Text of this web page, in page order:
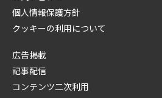
個人情報保護方針
クッキーの利用について
広告掲載
記事配信
コンテンツ二次利用